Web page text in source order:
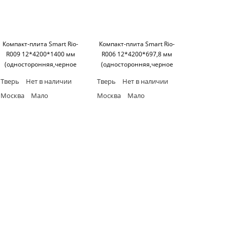
Компакт-плита Smart Rio-
R009 12*4200*1400 мм
(односторонняя,черное
Тверь
Нет в наличии
Москва
Мало
Компакт-плита Smart Rio-
R006 12*4200*697,8 мм
(односторонняя,черное
Тверь
Нет в наличии
Москва
Мало